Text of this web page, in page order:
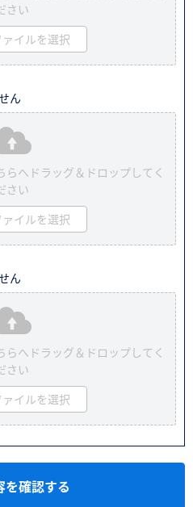
さい
ァイルを選択
ん
へドラッグ＆ドロップしてく
さい
ァイルを選択
ん
へドラッグ＆ドロップしてく
さい
ァイルを選択
を確認する